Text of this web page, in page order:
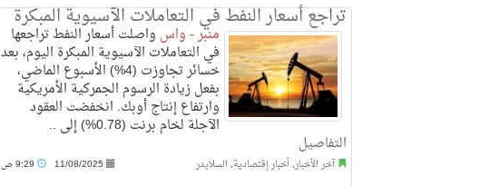
تراجع أسعار النفط في التعاملات الآسيوية المبكرة
منبر - واس واصلت أسعار النفط تراجعها
في التعاملات الآسيوية المبكرة اليوم، بعد
خسائر تجاوزت (4%) الأسبوع الماضي،
بفعل زيادة الرسوم الجمركية الأمريكية
وارتفاع إنتاج أوبك. انخفضت العقود
الآجلة لخام برنت (0.78%) إلى ..
التفاصيل
آخر الأخبار,أخبار إقتصادية, السلايدر 11/08/2025